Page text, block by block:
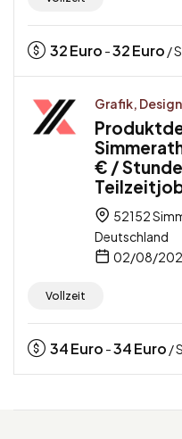
32Euro -32Euro /
Grafik, Design
€ /
52152
Deutschland
02/08/
Vollzeit
34Euro -34Euro /